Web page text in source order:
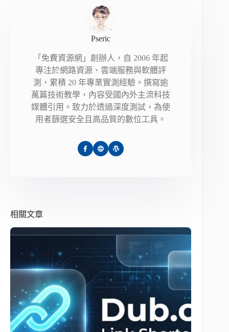
Pseric
「免費資源網」創辦人，自 2006 年起
專注於網路資源、雲端服務與軟體評
測，累積 20 年專業實測經驗。撰寫逾
萬篇技術教學，內容受國內外主流科技
媒體引用。致力於透過深度測試，為使
用者篩選安全且高品質的數位工具。
相關文章